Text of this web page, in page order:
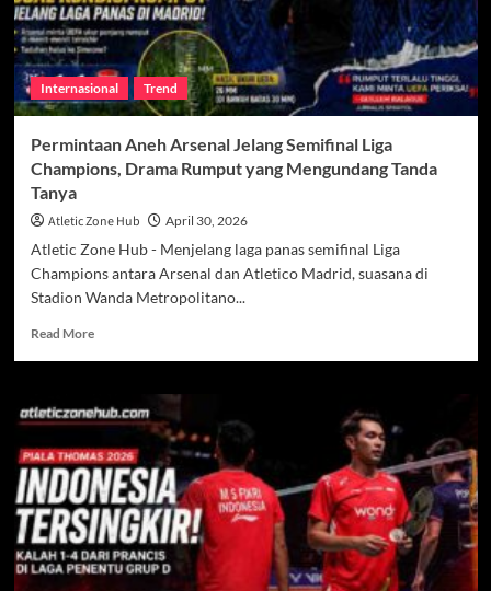
Internasional Trend
Permintaan Aneh Arsenal Jelang Semifinal Liga
Champions, Drama Rumput yang Mengundang Tanda
Tanya
Atletic Zone Hub April 30, 2026
Atletic Zone Hub - Menjelang laga panas semifinal Liga
Champions antara Arsenal dan Atletico Madrid, suasana di
Stadion Wanda Metropolitano...
Read MoreRead
Permintaan
Aneh
Jelang
Semifinal
Liga
Champions,
Drama
Rumput
yang